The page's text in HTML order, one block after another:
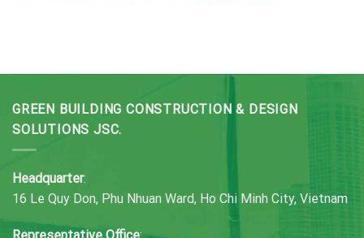
GREEN BUILDING CONSTRUCTION & DESIGN
SOLUTIONS JSC.
Headquarter:
16 Le Quy Don, Phu Nhuan Ward, Ho Chi Minh City, Vietnam